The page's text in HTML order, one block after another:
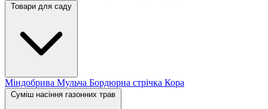
Товари для саду
Міндобрива Мульча Бордюрна стрічка Кора
Суміш насіння газонних трав